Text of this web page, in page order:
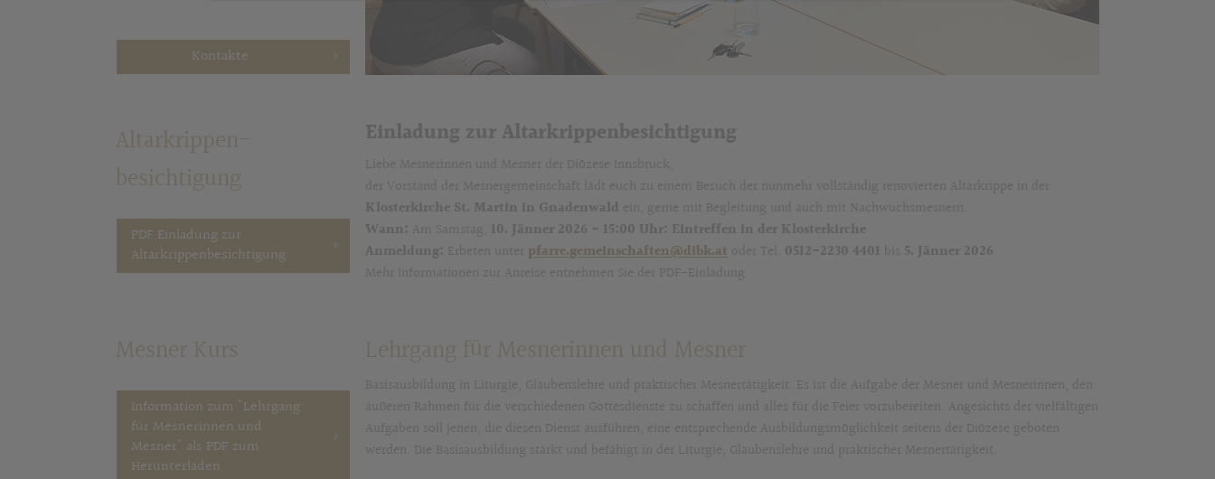
Kontakte
Altarkrippen-
besichtigung
PDF Einladung zur
Altarkrippenbesichtigung
Einladung zur Altarkrippenbesichtigung
Liebe Mesnerinnen und Mesner der Diözese Innsbruck,
der Vorstand der Mesnergemeinschaft lädt euch zu einem Besuch der nunmehr vollständig renovierten Altarkrippe in der
Klosterkirche St. Martin in Gnadenwald ein, gerne mit Begleitung und auch mit Nachwuchsmesnern.
Wann: Am Samstag, 10. Jänner 2026 - 15:00 Uhr: Eintreffen in der Klosterkirche
Anmeldung: Erbeten unter pfarre.gemeinschaften@dibk.at oder Tel. 0512-2230 4401 bis 5. Jänner 2026
Mehr Informationen zur Anreise entnehmen Sie der PDF-Einladung
Mesner Kurs
Information zum "Lehrgang
für Mesnerinnen und
Mesner" als PDF zum
Herunterladen
Lehrgang für Mesnerinnen und Mesner
Basisausbildung in Liturgie, Glaubenslehre und praktischer Mesnertätigkeit. Es ist die Aufgabe der Mesner und Mesnerinnen, den
äußeren Rahmen für die verschiedenen Gottesdienste zu schaffen und alles für die Feier vorzubereiten. Angesichts der vielfältigen
Aufgaben soll jenen, die diesen Dienst ausführen, eine entsprechende Ausbildungsmöglichkeit seitens der Diözese geboten
werden. Die Basisausbildung stärkt und befähigt in der Liturgie, Glaubenslehre und praktischer Mesnertätigkeit.